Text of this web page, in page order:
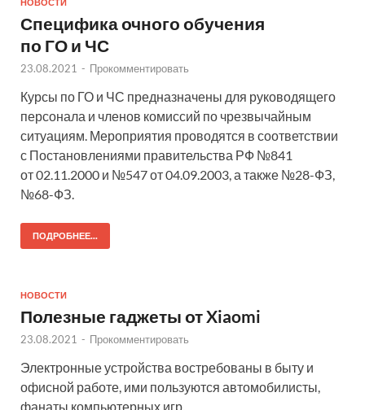
НОВОСТИ
Специфика очного обучения
по ГО и ЧС
23.08.2021 - Прокомментировать
Курсы по ГО и ЧС предназначены для руководящего
персонала и членов комиссий по чрезвычайным
ситуациям. Мероприятия проводятся в соответствии
с Постановлениями правительства РФ №841
от 02.11.2000 и №547 от 04.09.2003, а также №28-ФЗ,
№68-ФЗ.
ПОДРОБНЕЕ...
НОВОСТИ
Полезные гаджеты от Xiaomi
23.08.2021 - Прокомментировать
Электронные устройства востребованы в быту и
офисной работе, ими пользуются автомобилисты,
фанаты компьютерных игр.